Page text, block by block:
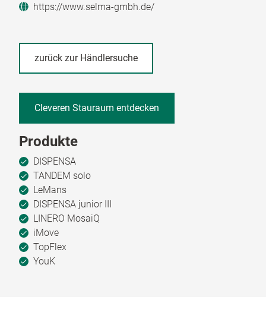
https://www.selma-gmbh.de/
zurück zur Händlersuche
Cleveren Stauraum entdecken
Produkte
DISPENSA
TANDEM solo
LeMans
DISPENSA junior III
LINERO MosaiQ
iMove
TopFlex
YouK